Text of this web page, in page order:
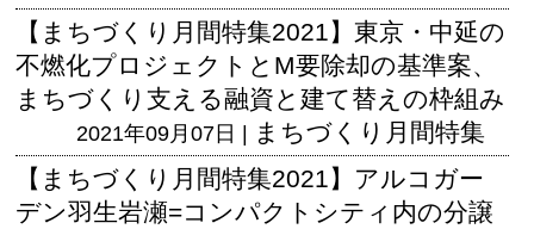
【まちづくり月間特集2021】東京・中延の
不燃化プロジェクトとM要除却の基準案、
まちづくり支える融資と建て替えの枠組み
2021年09月07日 | まちづくり月間特集
【まちづくり月間特集2021】アルコガー
デン羽生岩瀬=コンパクトシティ内の分譲